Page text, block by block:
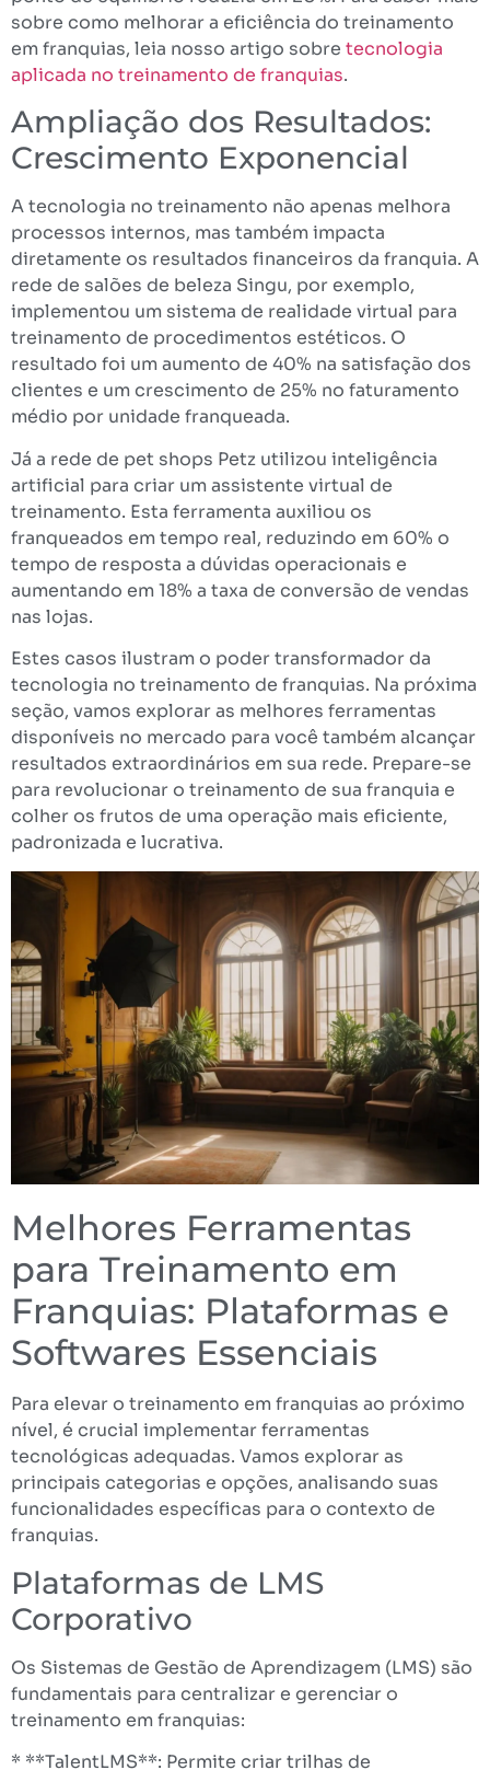
sobre como melhorar a eficiência do treinamento
em franquias, leia nosso artigo sobre tecnologia
aplicada no treinamento de franquias.
Ampliação dos Resultados:
Crescimento Exponencial
A tecnologia no treinamento não apenas melhora
processos internos, mas também impacta
diretamente os resultados financeiros da franquia. A
rede de salões de beleza Singu, por exemplo,
implementou um sistema de realidade virtual para
treinamento de procedimentos estéticos. O
resultado foi um aumento de 40% na satisfação dos
clientes e um crescimento de 25% no faturamento
médio por unidade franqueada.
Já a rede de pet shops Petz utilizou inteligência
artificial para criar um assistente virtual de
treinamento. Esta ferramenta auxiliou os
franqueados em tempo real, reduzindo em 60% o
tempo de resposta a dúvidas operacionais e
aumentando em 18% a taxa de conversão de vendas
nas lojas.
Estes casos ilustram o poder transformador da
tecnologia no treinamento de franquias. Na próxima
seção, vamos explorar as melhores ferramentas
disponíveis no mercado para você também alcançar
resultados extraordinários em sua rede. Prepare-se
para revolucionar o treinamento de sua franquia e
colher os frutos de uma operação mais eficiente,
padronizada e lucrativa.
Melhores Ferramentas
para Treinamento em
Franquias: Plataformas e
Softwares Essenciais
Para elevar o treinamento em franquias ao próximo
nível, é crucial implementar ferramentas
tecnológicas adequadas. Vamos explorar as
principais categorias e opções, analisando suas
funcionalidades específicas para o contexto de
franquias.
Plataformas de LMS
Corporativo
Os Sistemas de Gestão de Aprendizagem (LMS) são
fundamentais para centralizar e gerenciar o
treinamento em franquias:
* **TalentLMS**: Permite criar trilhas de